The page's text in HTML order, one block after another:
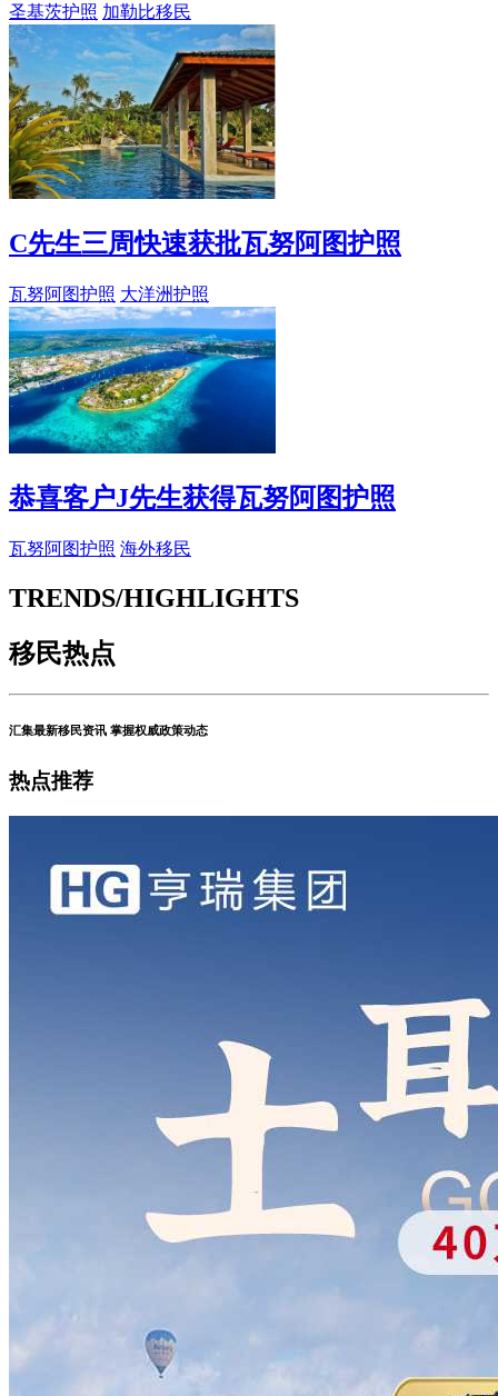
圣基茨护照 加勒比移民
C先生三周快速获批瓦努阿图护照
瓦努阿图护照 大洋洲护照
恭喜客户J先生获得瓦努阿图护照
瓦努阿图护照 海外移民
TRENDS/HIGHLIGHTS
移民热点
汇集最新移民资讯 掌握权威政策动态
热点推荐